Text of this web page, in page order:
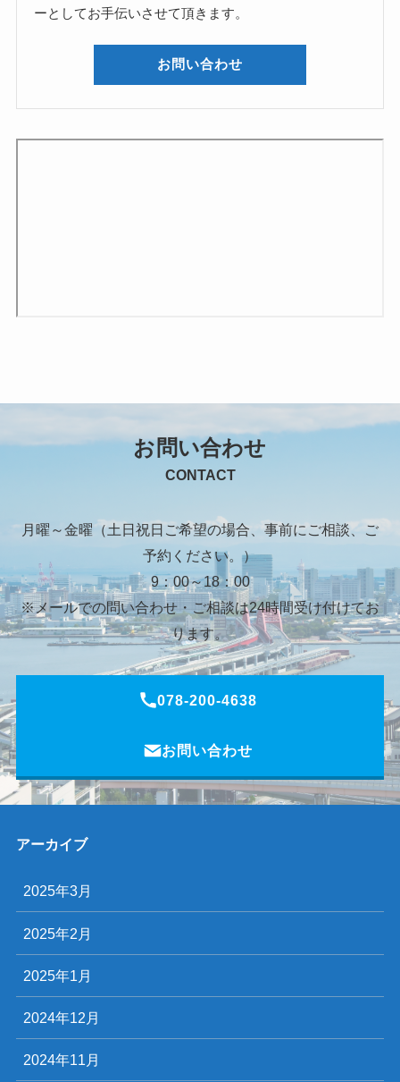
ーとしてお手伝いさせて頂きます。
お問い合わせ
お問い合わせ
CONTACT
月曜～金曜（土日祝日ご希望の場合、事前にご相談、ご
予約ください。）
9：00～18：00
※メールでの問い合わせ・ご相談は24時間受け付けてお
ります。
078-200-4638
お問い合わせ
アーカイブ
2025年3月
2025年2月
2025年1月
2024年12月
2024年11月